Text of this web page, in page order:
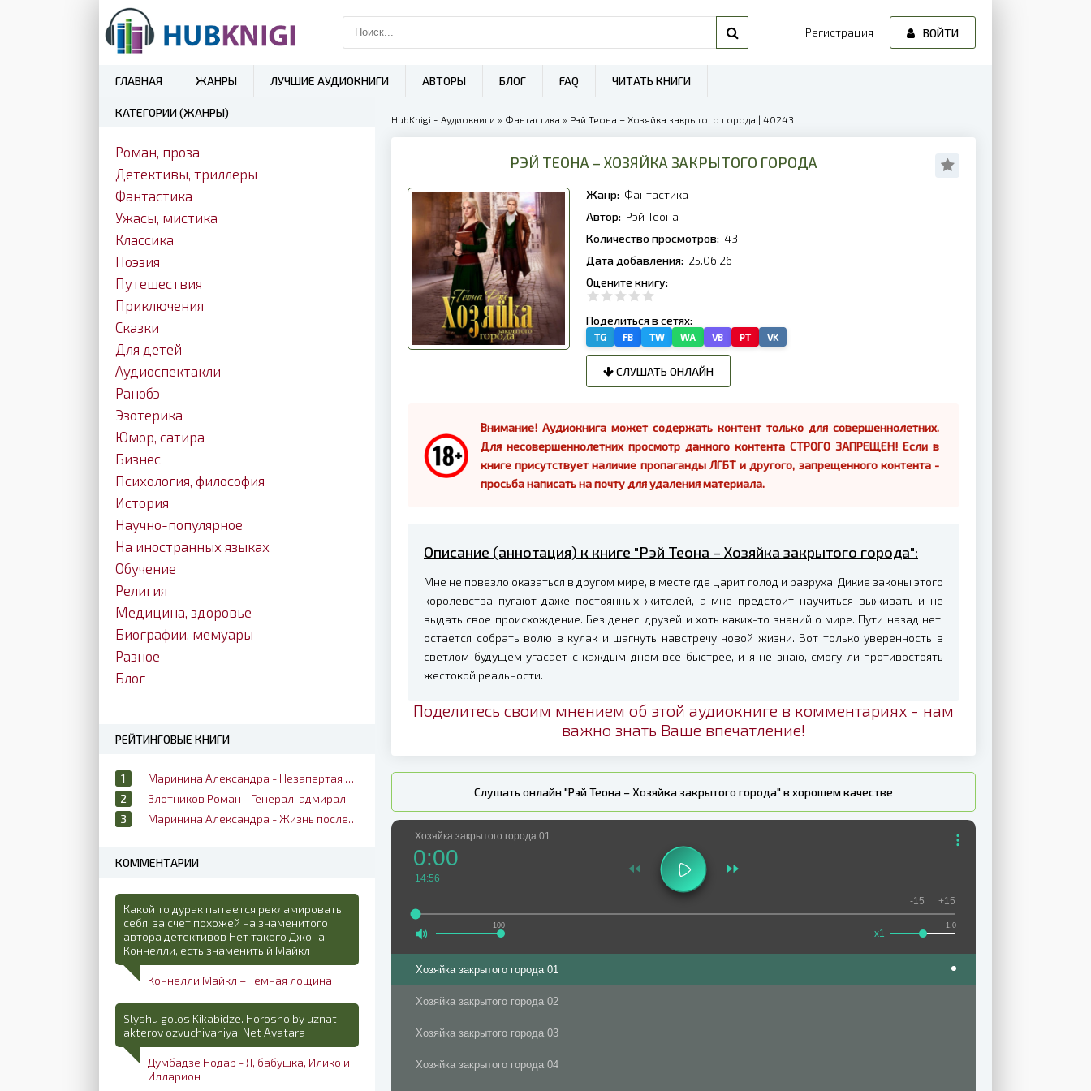
Регистрация ВОЙТИ
ГЛАВНАЯ ЖАНРЫ ЛУЧШИЕ АУДИОКНИГИ АВТОРЫ БЛОГ FAQ ЧИТАТЬ КНИГИ
HubKnigi - Аудиокниги » Фантастика » Рэй Теона – Хозяйка закрытого города | 40243
РЭЙ ТЕОНА – ХОЗЯЙКА ЗАКРЫТОГО ГОРОДА
Жанр: Фантастика
Автор: Рэй Теона
Количество просмотров: 43
Дата добавления: 25.06.26
Оцените книгу:
Поделиться в сетях:
TG FB TW WA VB PT VK
СЛУШАТЬ ОНЛАЙН
Внимание! Аудиокнига может содержать контент только для совершеннолетних.
Для несовершеннолетних просмотр данного контента СТРОГО ЗАПРЕЩЕН! Если в
книге присутствует наличие пропаганды ЛГБТ и другого, запрещенного контента -
просьба написать на почту для удаления материала.
Описание (аннотация) к книге "Рэй Теона – Хозяйка закрытого города":
Мне не повезло оказаться в другом мире, в месте где царит голод и разруха. Дикие законы этого
королевства пугают даже постоянных жителей, а мне предстоит научиться выживать и не
выдать свое происхождение. Без денег, друзей и хоть каких-то знаний о мире. Пути назад нет,
остается собрать волю в кулак и шагнуть навстречу новой жизни. Вот только уверенность в
светлом будущем угасает с каждым днем все быстрее, и я не знаю, смогу ли противостоять
жестокой реальности.
Поделитесь своим мнением об этой аудиокниге в комментариях - нам
важно знать Ваше впечатление!
Слушать онлайн "Рэй Теона – Хозяйка закрытого города" в хорошем качестве
Хозяйка закрытого города 01
100
0:00
14:56
1.0
x1
-15 +15
Хозяйка закрытого города 01
Хозяйка закрытого города 02
Хозяйка закрытого города 03
Хозяйка закрытого города 04
КАТЕГОРИИ (ЖАНРЫ)
Роман, проза
Детективы, триллеры
Фантастика
Ужасы, мистика
Классика
Поэзия
Путешествия
Приключения
Сказки
Для детей
Аудиоспектакли
Ранобэ
Эзотерика
Юмор, сатира
Бизнес
Психология, философия
История
Научно-популярное
На иностранных языках
Обучение
Религия
Медицина, здоровье
Биографии, мемуары
Разное
Блог
РЕЙТИНГОВЫЕ КНИГИ
Маринина Александра - Незапертая дверь
Злотников Роман - Генерал-адмирал
Маринина Александра - Жизнь после жизни
КОММЕНТАРИИ
Какой то дурак пытается рекламировать
себя, за счет похожей на знаменитого
автора детективов Нет такого Джона
Коннелли, есть знаменитый Майкл
Коннелли Майкл – Тёмная лощина
Slyshu golos Kikabidze. Horosho by uznat
akterov ozvuchivaniya. Net Avatara
Думбадзе Нодар - Я, бабушка, Илико и
Илларион